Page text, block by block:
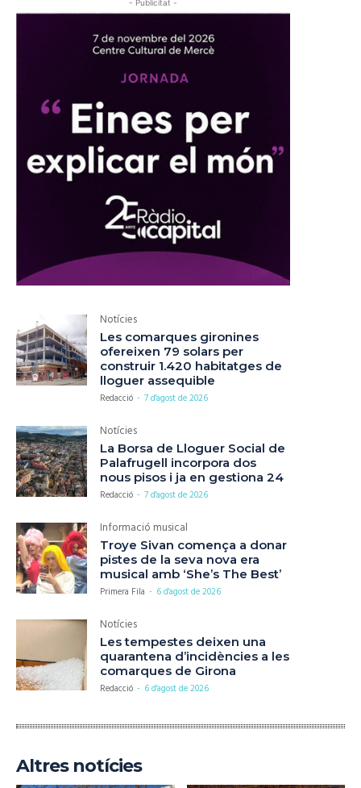
- Publicitat -
Notícies
Les comarques gironines
ofereixen 79 solars per
construir 1.420 habitatges de
lloguer assequible
Redacció - 7 d'agost de 2026
Notícies
La Borsa de Lloguer Social de
Palafrugell incorpora dos
nous pisos i ja en gestiona 24
Redacció - 7 d'agost de 2026
Informació musical
Troye Sivan comença a donar
pistes de la seva nova era
musical amb ‘She’s The Best’
Primera Fila - 6 d'agost de 2026
Notícies
Les tempestes deixen una
quarantena d’incidències a les
comarques de Girona
Redacció - 6 d'agost de 2026
Altres notícies